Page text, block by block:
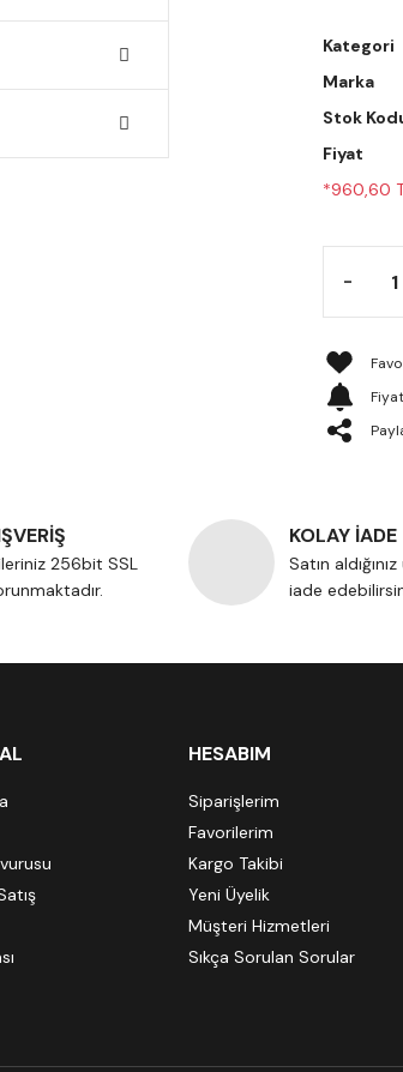
Kategori
Marka
Stok
Fiyat
*960,60
256bit SSL
KOLAY İADE
Satın
iade
HESABIM
Siparişlerim
Favorilerim
Kargo Takibi
Yeni Üyelik
Müşteri Hizmetleri
Sıkça Sorulan Sorular